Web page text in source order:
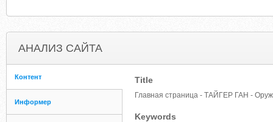
АНАЛИЗ САЙТА
Контент
Информер
Title
Главная страница - ТАЙГЕР ГАН -
Keywords